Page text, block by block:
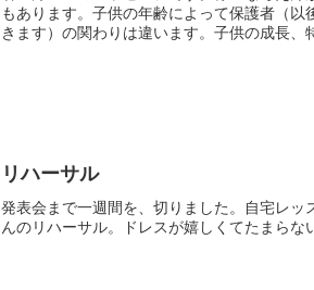
もあります。子供の年齢によって保護者（以
きます）の関わりは違います。子供の成長、
リハーサル
発表会まで一週間を、切りました。自宅レッ
んのリハーサル。ドレスが嬉しくてたまらな